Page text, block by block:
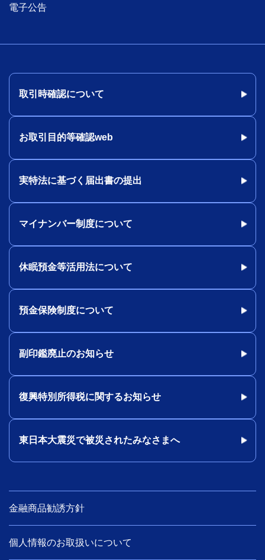
電子公告
取引時確認について
お取引目的等確認web
実特法に基づく届出書の提出
マイナンバー制度について
休眠預金等活用法について
預金保険制度について
副印鑑廃止のお知らせ
復興特別所得税に関するお知らせ
東日本大震災で被災されたみなさまへ
金融商品勧誘方針
個人情報のお取扱いについて